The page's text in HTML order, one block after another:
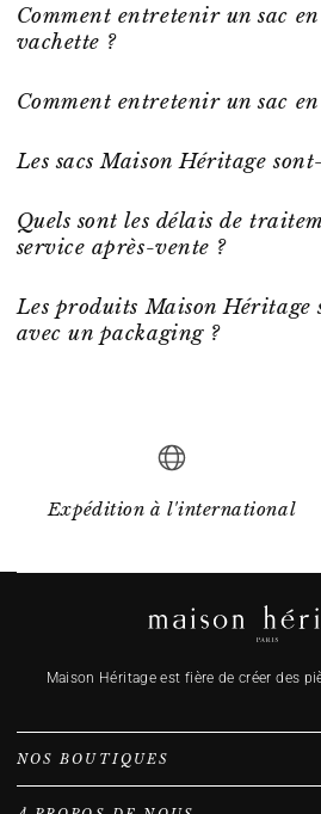
Comment entretenir un sac
vachette ?
Comment entretenir un sac
Les sacs Maison Héritage
Quels sont les délais de
service après-vente ?
Les produits Maison
avec un packaging ?
Expédition à l'international
Maison Héritage est fière de créer des
NOS BOUTIQUES